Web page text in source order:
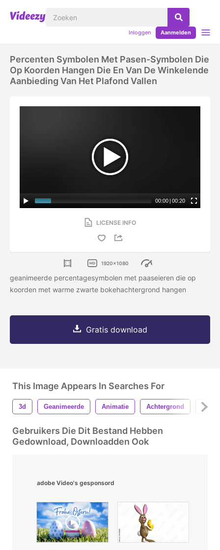
Inloggen Aanmelden
Percenten Symbolen Met Pasen-Symbolen Die
Op Koorden Hangen Die En Van De Winkelende
Aanbieding Van Het Plafond Vallen
00:00 | 00:20
LICENSE INFO
1920x1080
geanimeerde percentagesymbolen met paaseieren die op
koorden met warme zwarte bokehachtergrond hangen
Gratis download
This Image Appears In Searches For
3d Geanimeerde Animatie Achtergrond
Gebruikers Die Dit Bestand Hebben
Gedownload, Downloadden Ook
adobe Video's gesponsord